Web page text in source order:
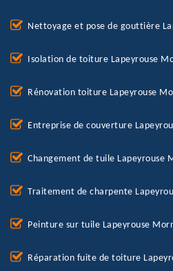
Nettoyage et pose de gouttière
Isolation de toiture Lapeyrouse
Rénovation toiture Lapeyrouse
Entreprise de couverture
Changement de tuile Lapeyrouse
Traitement de charpente
Peinture sur tuile Lapeyrouse
Réparation fuite de toiture